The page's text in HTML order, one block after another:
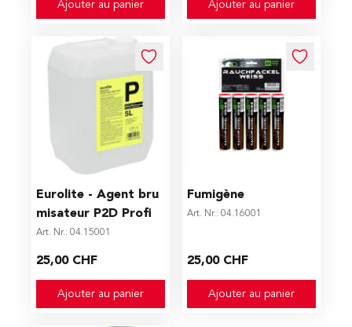
Ajouter au panier Ajouter au panier
Eurolite - Agent bru
misateur P2D Profi
Art. Nr.: 04.15001
25,00 CHF
Ajouter au panier
Fumigène
Art. Nr.: 04.16001
25,00 CHF
Ajouter au panier